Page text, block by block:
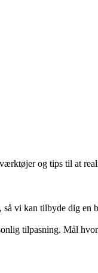
og tips til at
vi kan tilbyde dig
tilpasning. Mål